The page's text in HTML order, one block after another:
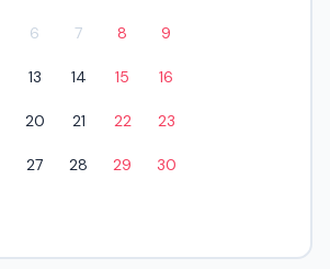
6 7 8 9
13 14 15 16
20 21 22 23
27 28 29 30